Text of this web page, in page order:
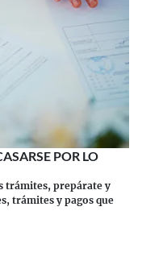
POR LO
trámites, prepárate y
trámites y pagos que